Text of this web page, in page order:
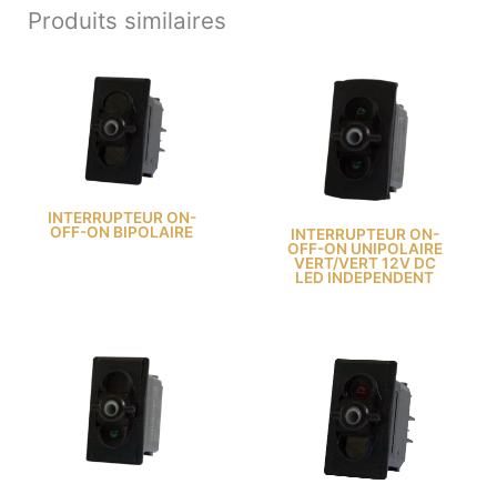
Produits similaires
INTERRUPTEUR ON-
OFF-ON BIPOLAIRE
INTERRUPTEUR ON-
OFF-ON UNIPOLAIRE
VERT/VERT 12V DC
LED INDEPENDENT